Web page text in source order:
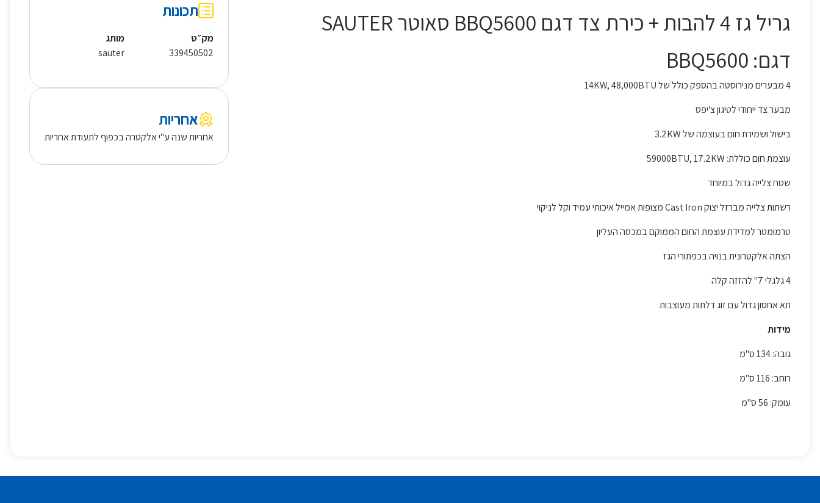
גריל גז 4 להבות + כירת צד דגם BBQ5600 סאוטר SAUTER
דגם: BBQ5600
4 מבערים מנירוסטה בהספק כולל של 14KW, 48,000BTU
מבער צד ייחודי לטיגון צ'יפס
בישול ושמירת חום בעוצמה של 3.2KW
עוצמת חום כוללת: 59000BTU, 17.2KW
שטח צלייה גדול במיוחד
רשתות צלייה מברזל יצוק Cast Iron מצופות אמייל איכותי עמיד וקל לניקוי
טרמומטר למדידת עוצמת החום הממוקם במכסה העליון
הצתה אלקטרונית בנויה בכפתורי הגז
4 גלגלי 7" להזזה קלה
תא אחסון גדול עם זוג דלתות מעוצבות
מידות
גובה: 134 ס"מ
רוחב: 116 ס"מ
עומק: 56 ס"מ
תכונות
מק״ט
339450502
מותג
sauter
אחריות
אחריות שנה ע"י אלקטרה בכפוף לתעודת אחריות